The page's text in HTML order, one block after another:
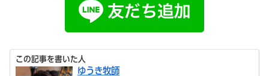
この記事を書いた人
ゆうき牧師